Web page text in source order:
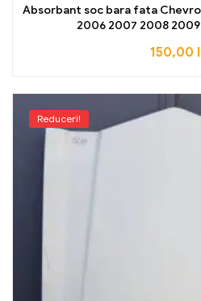
Absorbant soc bara fata
2006 2007 2008 2009
150,00
Reduceri!